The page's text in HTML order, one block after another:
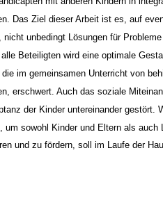
Das Ziel dieser Arbeit ist es, auf
unbedingt Lösungen für
Beteiligten wird eine optimale
im gemeinsamen Unterricht von
erschwert. Auch das soziale
der Kinder untereinander gestört.
sowohl Kinder und Eltern als auch
und zu fördern, soll im Laufe der